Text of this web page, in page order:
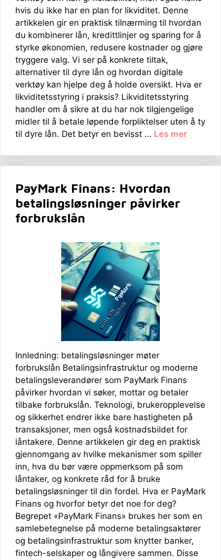
hvis du ikke har en plan for likviditet. Denne
artikkelen gir en praktisk tilnærming til hvordan
du kombinerer lån, kredittlinjer og sparing for å
styrke økonomien, redusere kostnader og gjøre
tryggere valg. Vi ser på konkrete tiltak,
alternativer til dyre lån og hvordan digitale
verktøy kan hjelpe deg å holde oversikt. Hva er
likviditetsstyring i praksis? Likviditetsstyring
handler om å sikre at du har nok tilgjengelige
midler til å betale løpende forpliktelser uten å ty
til dyre lån. Det betyr en bevisst … Les mer
PayMark Finans: Hvordan
betalingsløsninger påvirker
forbrukslån
Innledning: betalingsløsninger møter
forbrukslån Betalingsinfrastruktur og moderne
betalingsleverandører som PayMark Finans
påvirker hvordan vi søker, mottar og betaler
tilbake forbrukslån. Teknologi, brukeropplevelse
og sikkerhet endrer ikke bare hastigheten på
transaksjoner, men også kostnadsbildet for
låntakere. Denne artikkelen gir deg en praktisk
gjennomgang av hvilke mekanismer som spiller
inn, hva du bør være oppmerksom på som
låntaker, og konkrete råd for å bruke
betalingsløsninger til din fordel. Hva er PayMark
Finans og hvorfor betyr det noe for deg?
Begrepet «PayMark Finans» brukes her som en
samlebetegnelse på moderne betalingsaktører
og betalingsinfrastruktur som knytter banker,
fintech-selskaper og långivere sammen. Disse